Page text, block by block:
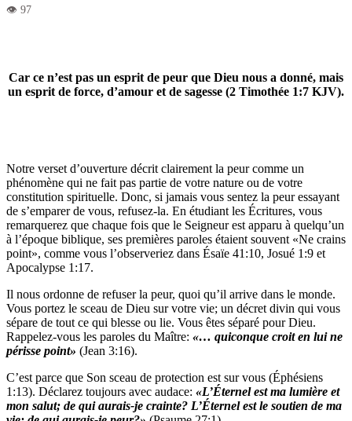
Car ce n’est pas un esprit de peur que Dieu nous a donné, mais
un esprit de force, d’amour et de sagesse (2 Timothée 1:7 KJV).
Notre verset d’ouverture décrit clairement la peur comme un
phénomène qui ne fait pas partie de votre nature ou de votre
constitution spirituelle. Donc, si jamais vous sentez la peur essayant
de s’emparer de vous, refusez-la. En étudiant les Écritures, vous
remarquerez que chaque fois que le Seigneur est apparu à quelqu’un
à l’époque biblique, ses premières paroles étaient souvent «Ne crains
point», comme vous l’observeriez dans Ésaïe 41:10, Josué 1:9 et
Apocalypse 1:17.
Il nous ordonne de refuser la peur, quoi qu’il arrive dans le monde.
Vous portez le sceau de Dieu sur votre vie; un décret divin qui vous
sépare de tout ce qui blesse ou lie. Vous êtes séparé pour Dieu.
Rappelez-vous les paroles du Maître: «… quiconque croit en lui ne
périsse point» (Jean 3:16).
C’est parce que Son sceau de protection est sur vous (Éphésiens
1:13). Déclarez toujours avec audace: «L’Éternel est ma lumière et
mon salut; de qui aurais-je crainte? L’Éternel est le soutien de ma